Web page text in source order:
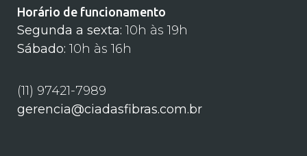
Horário de funcionamento
Segunda a sexta: 10h às 19h
Sábado: 10h às 16h
(11) 97421-7989
gerencia@ciadasfibras.com.br